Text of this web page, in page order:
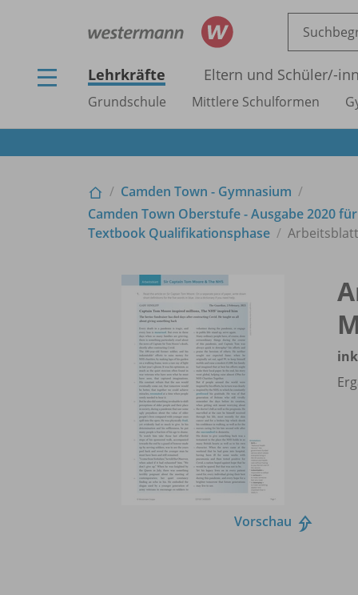
Lehrkräfte Eltern und Schüler/-
Grundschule Mittlere Schulformen
Camden Town - Gymnasium
Camden Town Oberstufe - Ausgabe 2020
Textbook Qualifikationsphase
Vorschau